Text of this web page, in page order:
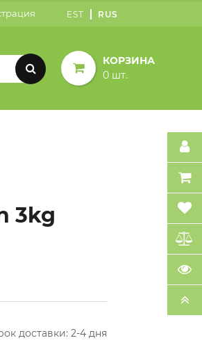
EST RUS
КОРЗИНА
0 шт.
3kg
доставки: 2-4 дня